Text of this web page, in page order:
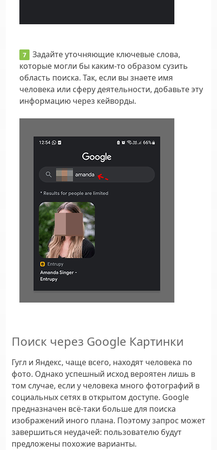
Задайте уточняющие ключевые слова,
которые могли бы каким-то образом сузить
область поиска. Так, если вы знаете имя
человека или сферу деятельности, добавьте эту
информацию через кейворды.
Поиск через Google Картинки
Гугл и Яндекс, чаще всего, находят человека по
фото. Однако успешный исход вероятен лишь в
том случае, если у человека много фотографий в
социальных сетях в открытом доступе. Google
предназначен всё-таки больше для поиска
изображений иного плана. Поэтому запрос может
завершиться неудачей: пользователю будут
предложены похожие варианты.